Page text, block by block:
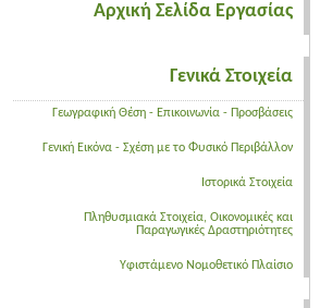
Αρχική Σελίδα Εργασίας
Γενικά Στοιχεία
Γεωγραφική Θέση - Επικοινωνία - Προσβάσεις
Γενική Εικόνα - Σχέση με το Φυσικό Περιβάλλον
Ιστορικά Στοιχεία
Πληθυσμιακά Στοιχεία, Οικονομικές και
Παραγωγικές Δραστηριότητες
Υφιστάμενο Νομοθετικό Πλαίσιο